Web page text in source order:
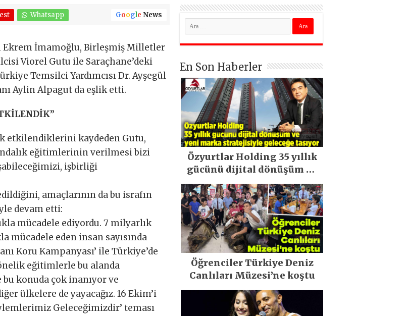
Whatsapp Google News
Ekrem İmamoğlu, Birleşmiş Milletler
Viorel Gutu ile Saraçhane’deki
Temsilci Yardımcısı Dr. Ayşegül
Aylin Alpagut da eşlik etti.
etkilendiklerini kaydeden Gutu,
eğitimlerinin verilmesi bizi
işbirliği
amaçlarının da bu israfın
devam etti:
mücadele ediyordu. 7 milyarlık
mücadele eden insan sayısında
Koru Kampanyası’ ile Türkiye’de
eğitimlerle bu alanda
konuda çok inanıyor ve
ülkelere de yayacağız. 16 Ekim’i
Geleceğimizdir’ teması
En Son Haberler
Özyurtlar Holding 35 yıllık
gücünü dijital dönüşüm ve
yeni marka stratejisiyle
geleceğe taşıyor
Öğrenciler Türkiye Deniz
Canlıları Müzesi’ne koştu